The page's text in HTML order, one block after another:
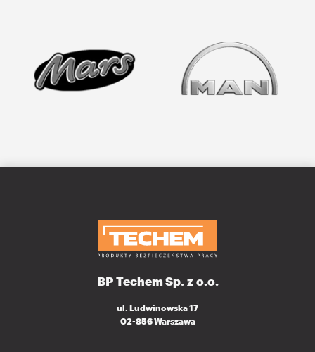
BP Techem Sp. z o.o.
ul. Ludwinowska 17
02-856 Warszawa